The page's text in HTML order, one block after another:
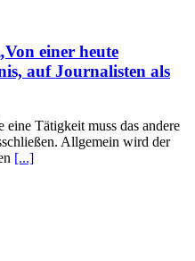
einer heute
auf Journalisten als
Tätigkeit muss das andere
Allgemein wird der
[...]